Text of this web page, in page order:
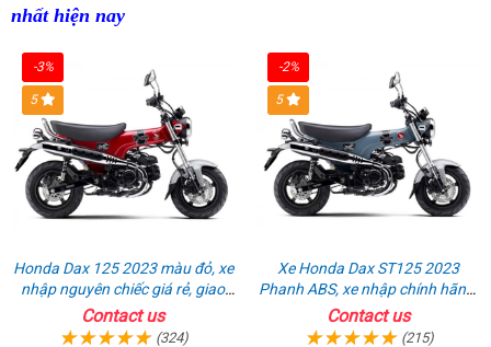
kịch
sàn
ty
nhất hiện nay
tạo
hưng
phấn
-3%
5
Honda Dax 125 2023 màu đỏ, xe
nhập nguyên chiếc giá rẻ, giao
hồ sơ ngay
Contact us
(324)
-2%
5
Xe Honda Dax ST125 2023
Phanh ABS, xe nhập chính hãng,
bán online giá rẻ
Contact us
(215)